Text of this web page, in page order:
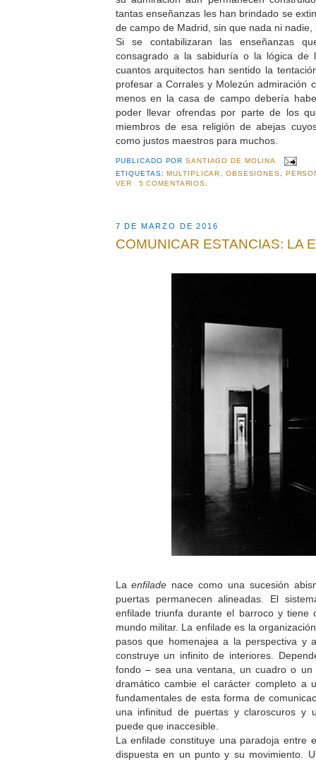
tantas enseñanzas les han brindado se
de campo de Madrid, sin que nada ni
Si se contabilizaran las enseñanzas
consagrado a la sabiduría o la lógica de
cuantos arquitectos han sentido la
profesar a Corrales y Molezún admiración
menos en la casa de campo debería
poder llevar ofrendas por parte de los
miembros de esa religión de abejas
como justos maestros para muchos.
PUBLICADO PORSANTIAGO DE MOLINA
ETIQUETAS:MULTIPLICAR ,OBSESIONES
VER
5 COMENTARIOS:
7 DE MARZO DE 2016
COMUNICAR ESTANCIAS: LA
Laenfilade nace como una sucesión
puertas permanecen alineadas. El
enfilade triunfa durante el barroco y tiene
mundo militar. La enfilade es la
pasos que homenajea a la perspectiva y
construye un infinito de interiores.
fondo – sea una ventana, un cuadro o
dramático cambie el carácter completo a
fundamentales de esta forma de
una infinitud de puertas y claroscuros y
puede que inaccesible.
La enfilade constituye una paradoja entre
dispuesta en un punto y su movimiento.